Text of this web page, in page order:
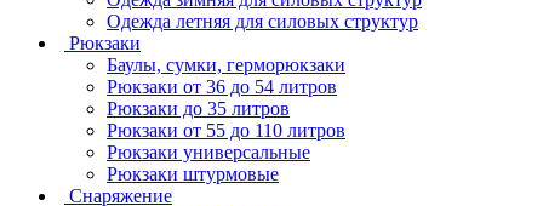
Одежда летняя для силовых структур
Рюкзаки
Баулы, сумки, герморюкзаки
Рюкзаки от 36 до 54 литров
Рюкзаки до 35 литров
Рюкзаки от 55 до 110 литров
Рюкзаки универсальные
Рюкзаки штурмовые
Снаряжение